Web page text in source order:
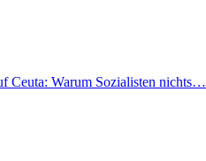
Ceuta: Warum Sozialisten nichts…